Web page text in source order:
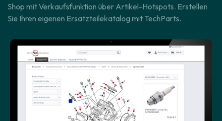
Shop mit Verkaufsfunktion über Artikel-Hotspots. Erstellen
Sie Ihren eigenen Ersatzteilekatalog mit TechParts.